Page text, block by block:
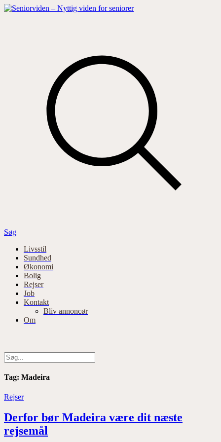
Hop
Søg
Primær
navigation
Livsstil
Sundhed
Økonomi
Bolig
Rejser
Job
Kontakt
Bliv annoncør
Om
Tag: Madeira
Rejser
Derfor bør Madeira være dit næste
rejsemål